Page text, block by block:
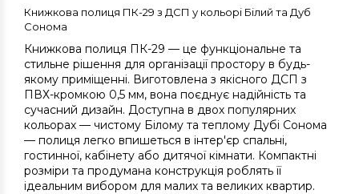
Книжкова полиця ПК-29 з ДСП у кольорі Білий та Дуб
Сонома
Книжкова полиця ПК-29 — це функціональне та
стильне рішення для організації простору в будь-
якому приміщенні. Виготовлена з якісного ДСП з
ПВХ-кромкою 0,5 мм, вона поєднує надійність та
сучасний дизайн. Доступна в двох популярних
кольорах — чистому Білому та теплому Дубі Сонома
— полиця легко впишеться в інтер'єр спальні,
гостинної, кабінету або дитячої кімнати. Компактні
розміри та продумана конструкція роблять її
ідеальним вибором для малих та великих квартир.